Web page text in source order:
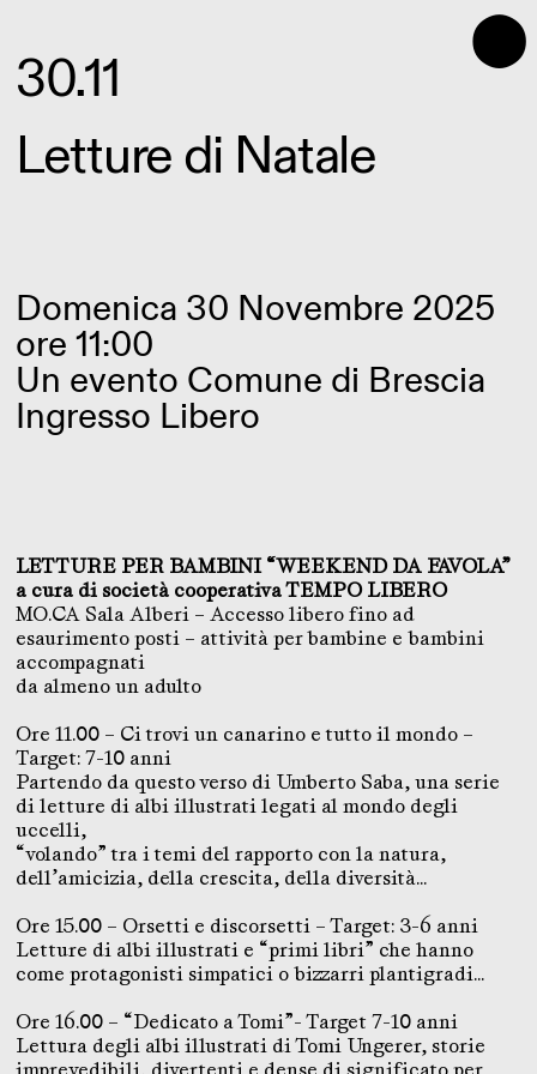
⬤
30.11
Letture di Natale
Domenica 30 Novembre 2025
ore 11:00
Un evento Comune di Brescia
Ingresso Libero
LETTURE PER BAMBINI “WEEKEND DA FAVOLA”
a cura di società cooperativa TEMPO LIBERO
MO.CA Sala Alberi – Accesso libero fino ad
esaurimento posti – attività per bambine e bambini
accompagnati
da almeno un adulto
Ore 11.00 – Ci trovi un canarino e tutto il mondo –
Target: 7-10 anni
Partendo da questo verso di Umberto Saba, una serie
di letture di albi illustrati legati al mondo degli
uccelli,
“volando” tra i temi del rapporto con la natura,
dell’amicizia, della crescita, della diversità…
Ore 15.00 – Orsetti e discorsetti – Target: 3-6 anni
Letture di albi illustrati e “primi libri” che hanno
come protagonisti simpatici o bizzarri plantigradi…
Ore 16.00 – “Dedicato a Tomi”- Target 7-10 anni
Lettura degli albi illustrati di Tomi Ungerer, storie